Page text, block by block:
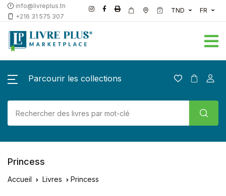
info@livreplus.tn
+216 31 575 307
TND FR
Parcourir les collections
Princess
Accueil Livres Princess